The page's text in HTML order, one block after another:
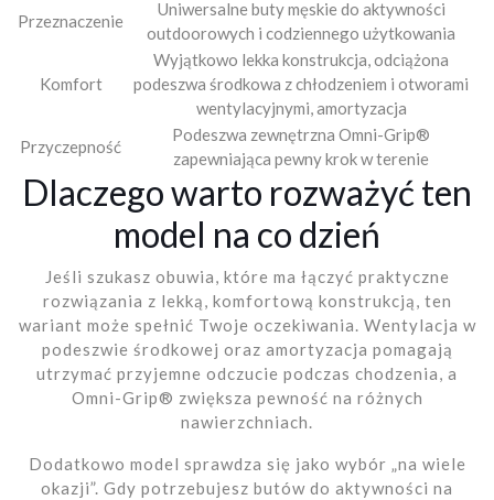
Przeznaczenie
Uniwersalne buty męskie do aktywności
outdoorowych i codziennego użytkowania
Komfort
Wyjątkowo lekka konstrukcja, odciążona
podeszwa środkowa z chłodzeniem i otworami
wentylacyjnymi, amortyzacja
Przyczepność
Podeszwa zewnętrzna Omni-Grip®
zapewniająca pewny krok w terenie
Dlaczego warto rozważyć ten
model na co dzień
Jeśli szukasz obuwia, które ma łączyć praktyczne
rozwiązania z lekką, komfortową konstrukcją, ten
wariant może spełnić Twoje oczekiwania. Wentylacja w
podeszwie środkowej oraz amortyzacja pomagają
utrzymać przyjemne odczucie podczas chodzenia, a
Omni-Grip® zwiększa pewność na różnych
nawierzchniach.
Dodatkowo model sprawdza się jako wybór „na wiele
okazji”. Gdy potrzebujesz butów do aktywności na